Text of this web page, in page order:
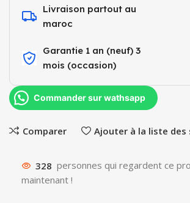
Livraison partout au
maroc
Garantie 1 an (neuf) 3
mois (occasion)​
Commander sur wathsapp
Comparer Ajouter à la liste des
328 personnes qui regardent ce
maintenant !